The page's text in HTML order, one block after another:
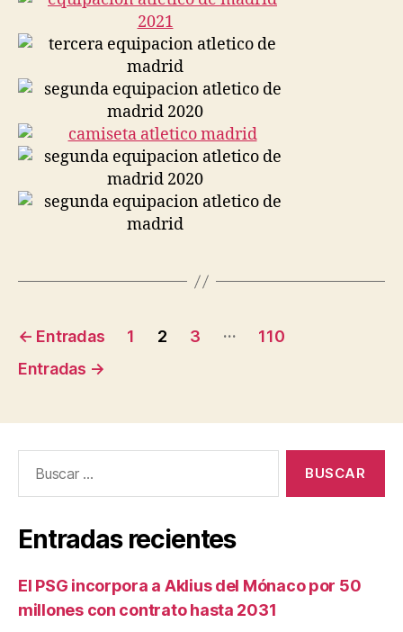
Navegación
de
← Entradas 1 2 3 …
110
Entradas →
Entradas recientes
El PSG incorpora a Aklius del Mónaco por 50
millones con contrato hasta 2031